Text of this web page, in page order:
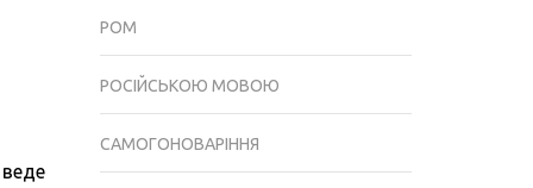
РОМ
РОСІЙСЬКОЮ МОВОЮ
САМОГОНОВАРІННЯ